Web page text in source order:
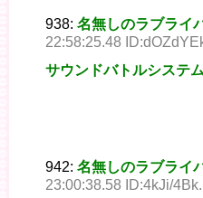
938: 名無しのラブライ
22:58:25.48
サウンドバトルシステ
942: 名無しのラブライ
23:00:38.58 ID:4kJi/